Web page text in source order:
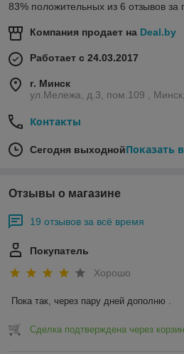
83% положительных из 6 отзывов за
Компания продает на Deal.by
Работает с 24.03.2017
г. Минск
ул.Мележа, д.3, пом.109 ,
Контакты
Сегодня выходнойПоказать
Отзывы о магазине
19 отзывов за всё время
Покупатель
Хорошо
Пока так, через пару дней дополню .
Сделка подтверждена через